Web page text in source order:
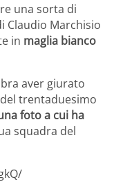
una sorta di
Claudio Marchisio
in maglia bianco
aver giurato
trentaduesimo
foto a cui ha
squadra del